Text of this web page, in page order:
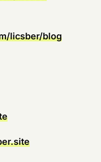
licsber/blog